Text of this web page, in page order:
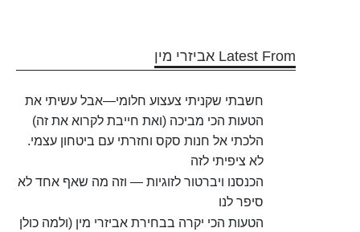
Latest From אביזרי מין
חשבתי שקניתי צעצוע חלומי—אבל עשיתי את
הטעות הכי מביכה (ואת חייבת לקרוא את זה)
הלכתי אל חנות סקס וחזרתי עם ביטחון עצמי.
לא ציפיתי לזה
הכנסנו ויברטור לזוגיות — וזה מה שאף אחד לא
סיפר לנו
הטעות הכי יקרה בבחירת אביזרי מין (ולמה כולן